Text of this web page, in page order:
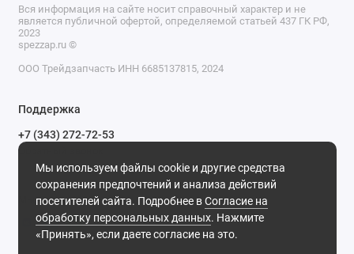
Мы используем файлы cookie и другие средства
сохранения предпочтений и анализа действий
посетителей сайта. Подробнее вСогласие на
обработку персональных данных. Нажмите
«Принять», если даете согласие на это.
Вся информация на сайте носит справочный характер и не
является публичной офертой, определяемой статьей 437 ГК РФ,
2023
spezzap.ru ©️
ООО Трейдзапчасть ИНН 6685137815, 2024
Поддержка
+7 (343) 272-72-53
Обратный звонок
620030, г. Екатеринбург, ул. Карьерная, д. 14, оф. 14.
Мы в сети